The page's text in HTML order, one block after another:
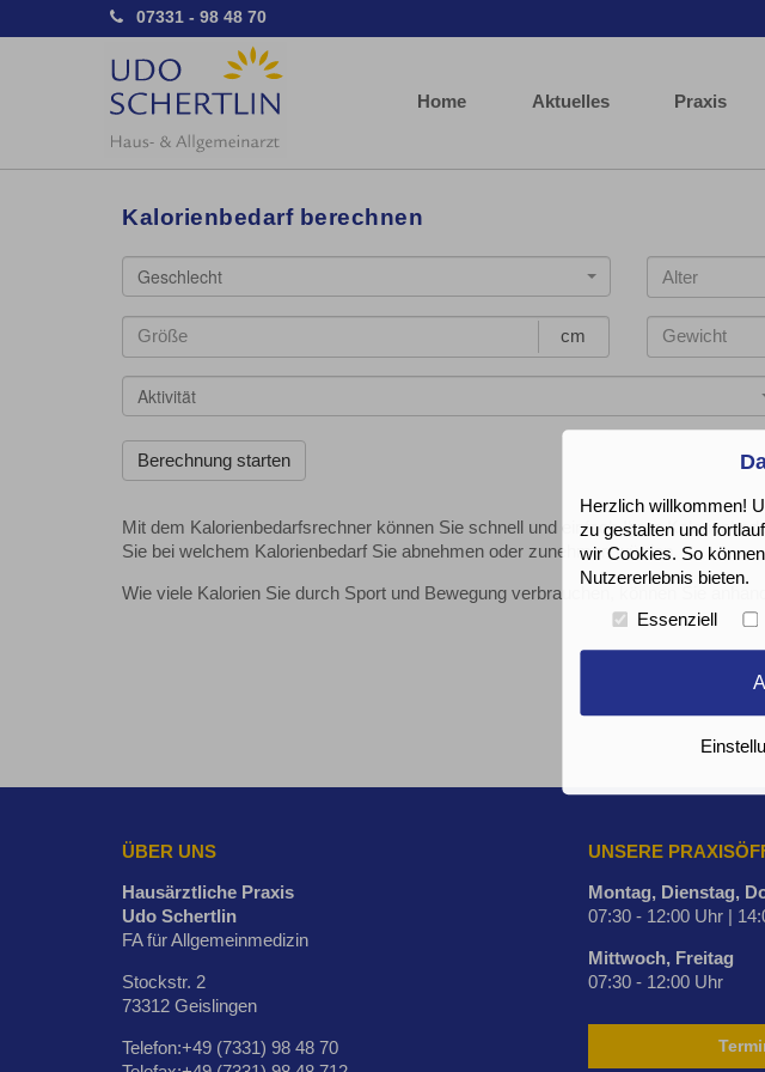
07331 - 98 48 70
Home Aktuelles Praxis
Kalorienbedarf berechnen
Geschlecht
cm
Aktivität
Mit dem Kalorienbedarfsrechner können Sie schnell und einfach Ihren
Sie bei welchem Kalorienbedarf Sie abnehmen oder zunehmen würden.
Wie viele Kalorien Sie durch Sport und Bewegung verbrauchen, können Sie
ÜBER UNS
Hausärztliche Praxis
Udo Schertlin
FA für Allgemeinmedizin
Stockstr. 2
73312 Geislingen
Telefon:+49 (7331) 98 48 70
UNSERE
Montag, Dienstag,
07:30 - 12:00 Uhr |
Mittwoch, Freitag
07:30 - 12:00 Uhr
Herzlich willkommen!
zu gestalten und
wir Cookies. So
Nutzererlebnis bieten.
Essenziell